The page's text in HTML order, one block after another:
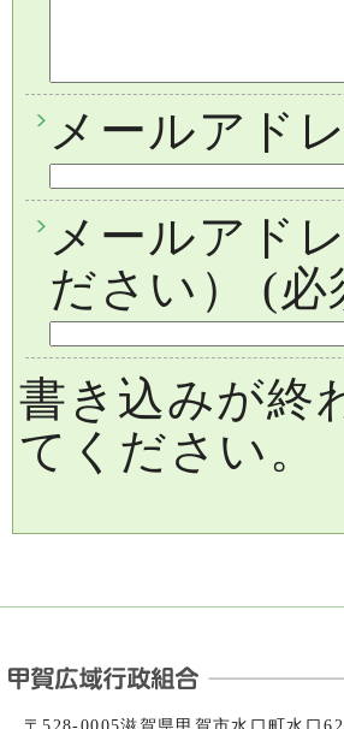
メールアド
メールアド
ださい）
(必
書き込みが終
てください。